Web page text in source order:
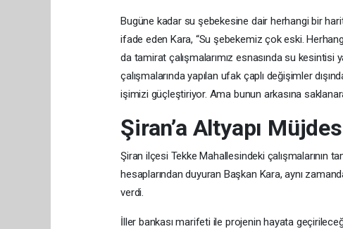
Bugüne kadar su şebekesine dair herhangi bir
ifade eden Kara, “Su şebekemiz çok eski.
da tamirat çalışmalarımız esnasında su kesintisi
çalışmalarında yapılan ufak çaplı değişimler
işimizi güçleştiriyor. Ama bunun arkasına
Şiran’a Altyapı
Şiran ilçesi Tekke Mahallesindeki çalışmalarının
hesaplarından duyuran Başkan Kara, aynı
verdi.
İller bankası marifeti ile projenin hayata